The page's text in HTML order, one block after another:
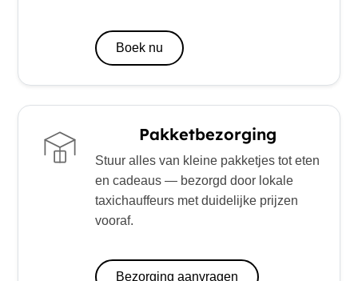
Boek nu
Pakketbezorging
Stuur alles van kleine pakketjes tot eten
en cadeaus — bezorgd door lokale
taxichauffeurs met duidelijke prijzen
vooraf.
Bezorging aanvragen